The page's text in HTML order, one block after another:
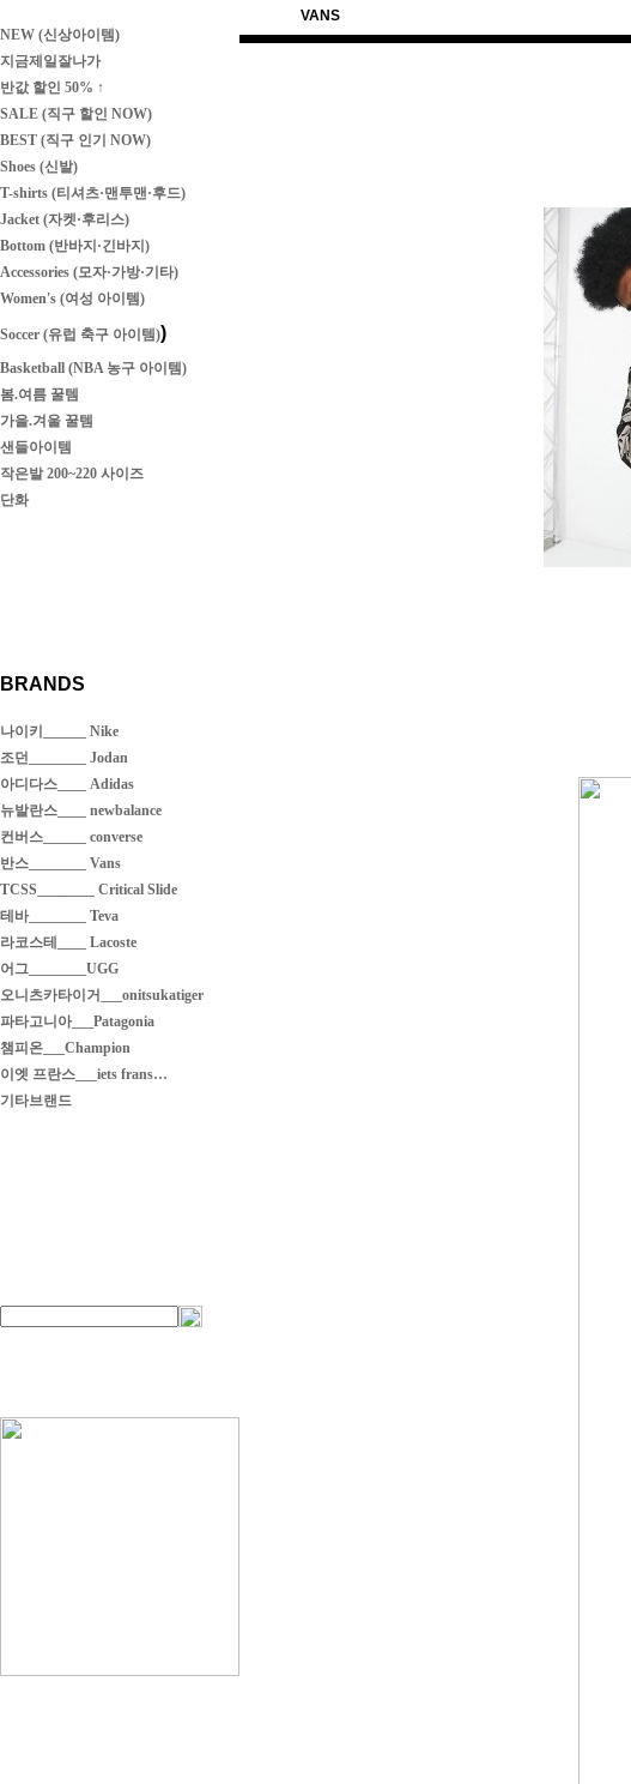
NEW (신상아이템)
지금제일잘나가
반값 할인 50% ↑
SALE (직구 할인 NOW)
BEST (직구 인기 NOW)
Shoes (신발)
T-shirts (티셔츠·맨투맨·후드)
Jacket (자켓·후리스)
Bottom (반바지·긴바지)
Accessories (모자·가방·기타)
Women's (여성 아이템)
Soccer (유럽 축구 아이템))
Basketball (NBA 농구 아이템)
봄.여름 꿀템
가을.겨울 꿀템
샌들아이템
작은발 200~220 사이즈
단화
BRANDS
나이키______ Nike
조던________ Jodan
아디다스____ Adidas
뉴발란스____ newbalance
컨버스______ converse
반스________ Vans
TCSS________ Critical Slide
테바________ Teva
라코스테____ Lacoste
어그________UGG
오니츠카타이거___onitsukatiger
파타고니아___Patagonia
챔피온___Champion
이엣 프란스___iets frans…
기타브랜드
VANS